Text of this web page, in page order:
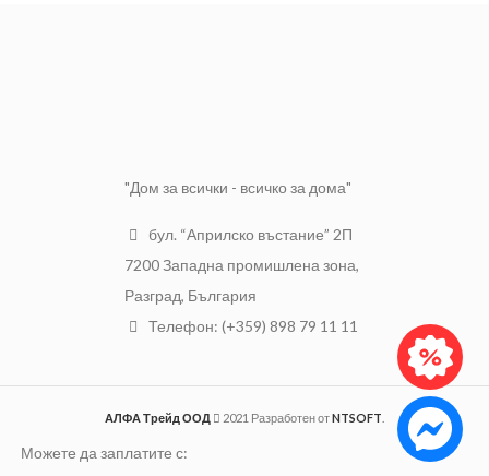
"Дом за всички - всичко за дома"
бул. “Априлско въстание” 2П
7200 Западна промишлена зона,
Разград, България
Телефон: (+359) 898 79 11 11
АЛФА Трейд ООД 2021 Разработен отNTSOFT
Можете да заплатите с: